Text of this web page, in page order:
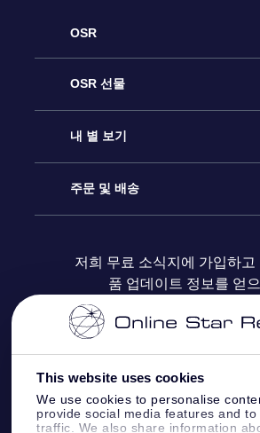
This website uses cookies
We use cookies to personalise
provide social media features and
traffic. We also share information
OSR
고객 서비스
연락처
블로그
OSR 선물
온라인 별 선물
OSR 선물 팩
OSR 상품권
기업 선물
내 별 보기
Star Register
맞춤 별 페이지
One Million Stars
주문 및 배송
결제 정보
배송 정보
환불 정책
저희 무료 소식지에 가입하고
품 업데이트 정보를 얻